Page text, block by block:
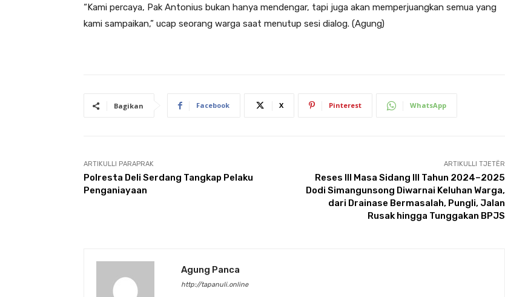
“Kami percaya, Pak Antonius bukan hanya mendengar, tapi juga akan memperjuangkan semua yang
kami sampaikan,” ucap seorang warga saat menutup sesi dialog. (Agung)
Bagikan Facebook X Pinterest WhatsApp
ARTIKULLI PARAPRAK
Polresta Deli Serdang Tangkap Pelaku
Penganiayaan
ARTIKULLI TJETËR
Reses III Masa Sidang III Tahun 2024–2025
Dodi Simangunsong Diwarnai Keluhan Warga,
dari Drainase Bermasalah, Pungli, Jalan
Rusak hingga Tunggakan BPJS
Agung Panca
http://tapanuli.online